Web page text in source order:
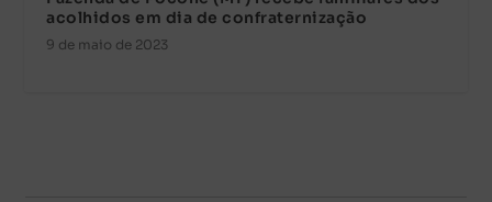
acolhidos em dia de confraternização
9 de maio de 2023